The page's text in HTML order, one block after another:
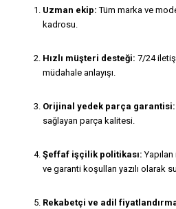
Uzman ekip: Tüm marka ve
kadrosu.
Hızlı müşteri desteği: 7/24
müdahale anlayışı.
Orijinal yedek parça garantisi:
sağlayan parça kalitesi.
Şeffaf işçilik politikası:
ve garanti koşulları yazılı olarak
Rekabetçi ve adil